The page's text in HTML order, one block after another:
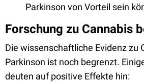
Parkinson von Vorteil sein
Forschung zu Cannabis
Die wissenschaftliche Evidenz zu
Parkinson ist noch begrenzt.
deuten auf positive Effekte hin: